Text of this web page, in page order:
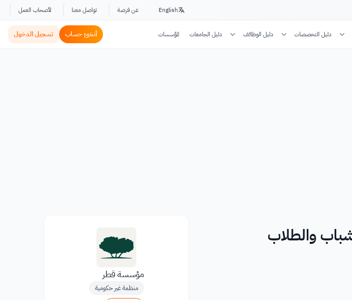
English عن فرصة تواصل معنا لأصحاب العمل
دليل التخصصات دليل الوظائف دليل الجامعات المؤسسات أنشئ حساب تسجيل الدخول
مؤسسة قطر
منظمة غير حكومية